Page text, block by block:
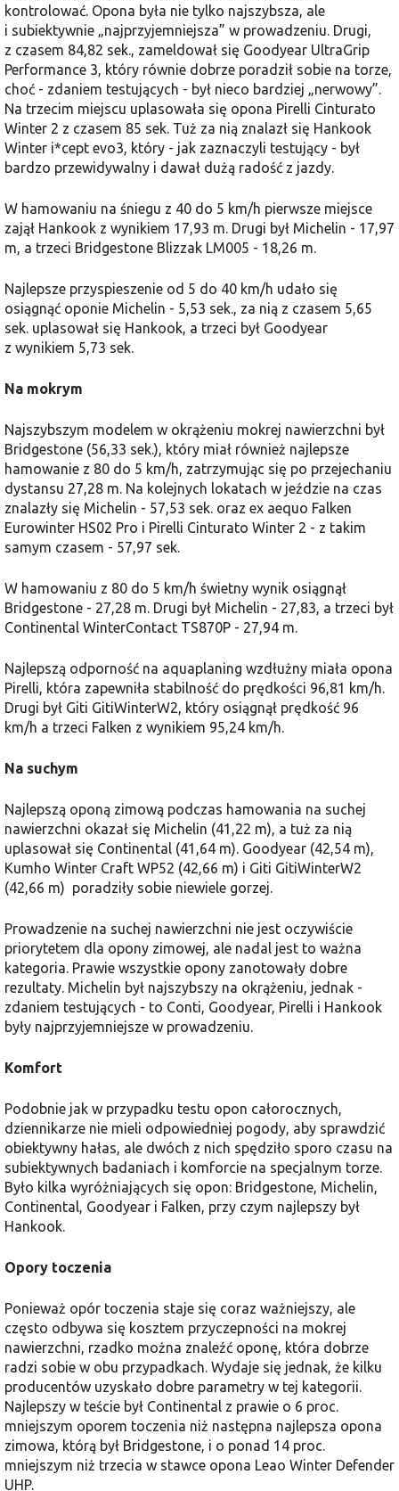
kontrolować. Opona była nie tylko najszybsza, ale
i subiektywnie „najprzyjemniejsza” w prowadzeniu. Drugi,
z czasem 84,82 sek., zameldował się Goodyear UltraGrip
Performance 3, który równie dobrze poradził sobie na torze,
choć - zdaniem testujących - był nieco bardziej „nerwowy”.
Na trzecim miejscu uplasowała się opona Pirelli Cinturato
Winter 2 z czasem 85 sek. Tuż za nią znalazł się Hankook
Winter i*cept evo3, który - jak zaznaczyli testujący - był
bardzo przewidywalny i dawał dużą radość z jazdy.
W hamowaniu na śniegu z 40 do 5 km/h pierwsze miejsce
zajął Hankook z wynikiem 17,93 m. Drugi był Michelin - 17,97
m, a trzeci Bridgestone Blizzak LM005 - 18,26 m.
Najlepsze przyspieszenie od 5 do 40 km/h udało się
osiągnąć oponie Michelin - 5,53 sek., za nią z czasem 5,65
sek. uplasował się Hankook, a trzeci był Goodyear
z wynikiem 5,73 sek.
Na mokrym
Najszybszym modelem w okrążeniu mokrej nawierzchni był
Bridgestone (56,33 sek.), który miał również najlepsze
hamowanie z 80 do 5 km/h, zatrzymując się po przejechaniu
dystansu 27,28 m. Na kolejnych lokatach w jeździe na czas
znalazły się Michelin - 57,53 sek. oraz ex aequo Falken
Eurowinter HS02 Pro i Pirelli Cinturato Winter 2 - z takim
samym czasem - 57,97 sek.
W hamowaniu z 80 do 5 km/h świetny wynik osiągnął
Bridgestone - 27,28 m. Drugi był Michelin - 27,83, a trzeci był
Continental WinterContact TS870P - 27,94 m.
Najlepszą odporność na aquaplaning wzdłużny miała opona
Pirelli, która zapewniła stabilność do prędkości 96,81 km/h.
Drugi był Giti GitiWinterW2, który osiągnął prędkość 96
km/h a trzeci Falken z wynikiem 95,24 km/h.
Na suchym
Najlepszą oponą zimową podczas hamowania na suchej
nawierzchni okazał się Michelin (41,22 m), a tuż za nią
uplasował się Continental (41,64 m). Goodyear (42,54 m),
Kumho Winter Craft WP52 (42,66 m) i Giti GitiWinterW2
(42,66 m) poradziły sobie niewiele gorzej.
Prowadzenie na suchej nawierzchni nie jest oczywiście
priorytetem dla opony zimowej, ale nadal jest to ważna
kategoria. Prawie wszystkie opony zanotowały dobre
rezultaty. Michelin był najszybszy na okrążeniu, jednak -
zdaniem testujących - to Conti, Goodyear, Pirelli i Hankook
były najprzyjemniejsze w prowadzeniu.
Komfort
Podobnie jak w przypadku testu opon całorocznych,
dziennikarze nie mieli odpowiedniej pogody, aby sprawdzić
obiektywny hałas, ale dwóch z nich spędziło sporo czasu na
subiektywnych badaniach i komforcie na specjalnym torze.
Było kilka wyróżniających się opon: Bridgestone, Michelin,
Continental, Goodyear i Falken, przy czym najlepszy był
Hankook.
Opory toczenia
Ponieważ opór toczenia staje się coraz ważniejszy, ale
często odbywa się kosztem przyczepności na mokrej
nawierzchni, rzadko można znaleźć oponę, która dobrze
radzi sobie w obu przypadkach. Wydaje się jednak, że kilku
producentów uzyskało dobre parametry w tej kategorii.
Najlepszy w teście był Continental z prawie o 6 proc.
mniejszym oporem toczenia niż następna najlepsza opona
zimowa, którą był Bridgestone, i o ponad 14 proc.
mniejszym niż trzecia w stawce opona Leao Winter Defender
UHP.